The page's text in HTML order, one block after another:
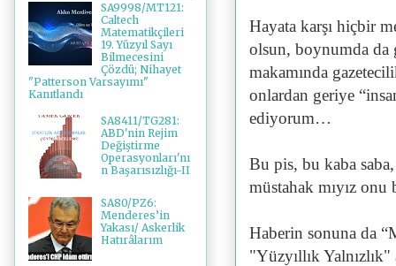
Hayata karşı hiçbir
olsun, boynumda da
makamında
onlardan geriye
ediyorum…
Bu pis, bu kaba
müstahak mıyız
Haberin sonuna da
"Yüzyıllık
SA9998/MT121:
Caltech
Matematikçileri
19. Yüzyıl Sayı
Bilmecesini
Çözdü; Nihayet
"Patterson Varsayımı"
Kanıtlandı
SA8411/TG281:
ABD'nin Rejim
Değiştirme
Operasyonları'nı
n Başarısızlığı-II
SA80/PZ6:
Menderes’in
Yakası/ Askerlik
Hatırâlarım